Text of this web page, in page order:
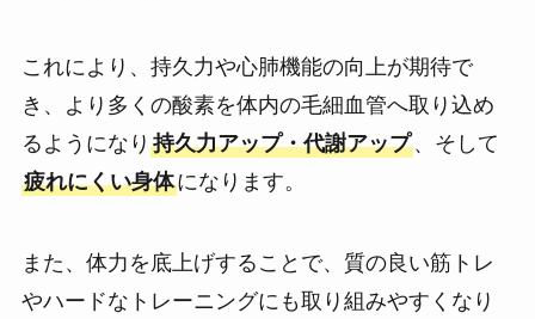
これにより、持久力や心肺機能の向上が期待で
き、より多くの酸素を体内の毛細血管へ取り込め
るようになり 持久力アップ・代謝アップ、そして
疲れにくい身体になります。
また、体力を底上げすることで、質の良い筋トレ
やハードなトレーニングにも取り組みやすくなり